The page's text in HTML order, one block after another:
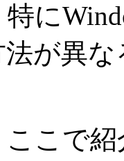
に
法が異
こで紹